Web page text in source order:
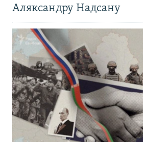
Аляксандру Надсану